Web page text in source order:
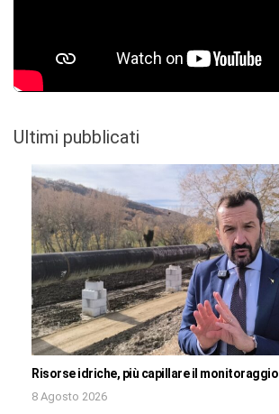
Ultimi pubblicati
Risorse idriche, più capillare il monitoraggio
8 Agosto 2026